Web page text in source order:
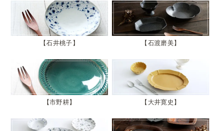
石井桃子 石渡磨美
市野耕 大井寛史